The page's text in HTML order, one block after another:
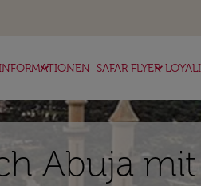
keyboard_arrow_down SAFAR FLYER-
keyboard_arrow_down
Abuja